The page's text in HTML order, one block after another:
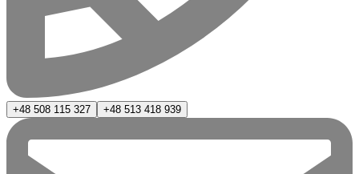
+48 508 115 327 +48 513 418 939